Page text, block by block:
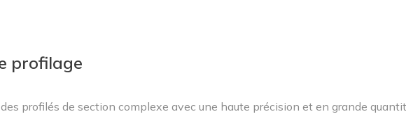
profilage
profilés de section complexe avec une haute précision et en grande